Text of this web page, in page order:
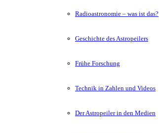
Radioastronomie – was ist das?
Geschichte des Astropeilers
Frühe Forschung
Technik in Zahlen und Videos
Der Astropeiler in den Medien